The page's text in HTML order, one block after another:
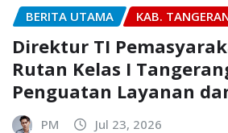
BERITA UTAMA KAB.
Direktur TI
Rutan Kelas I
Penguatan Layanan
PM Jul 23, 2026